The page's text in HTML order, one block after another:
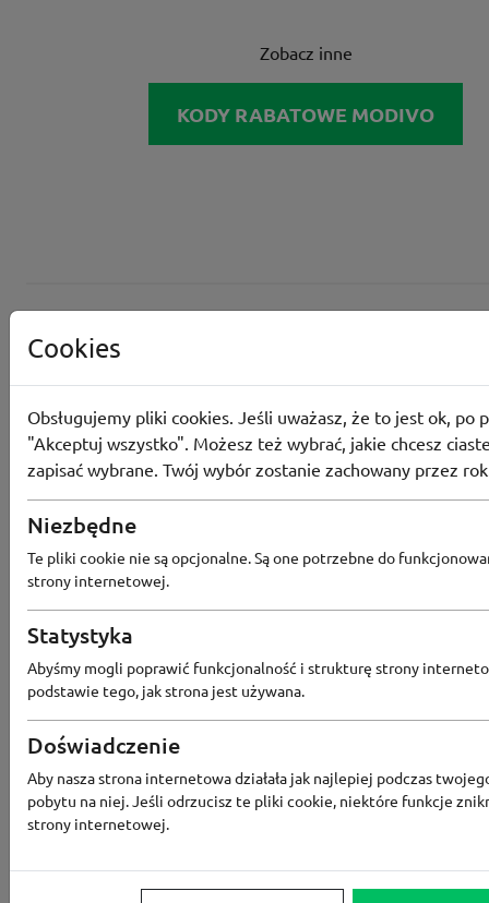
Zobacz inne
KODY RABATOWE MODIVO
Converse
Programu Lojalnościowego
Converse
Cookies
Obsługujemy pliki cookies. Jeśli uważasz, że to jest ok, po
"Akceptuj wszystko". Możesz też wybrać, jakie chcesz
zapisać wybrane. Twój wybór zostanie zachowany przez
Niezbędne
Te pliki cookie nie są opcjonalne. Są one potrzebne do
strony internetowej.
Statystyka
Abyśmy mogli poprawić funkcjonalność i strukturę strony
podstawie tego, jak strona jest używana.
Doświadczenie
Aby nasza strona internetowa działała jak najlepiej podczas
pobytu na niej. Jeśli odrzucisz te pliki cookie, niektóre funkcje
strony internetowej.